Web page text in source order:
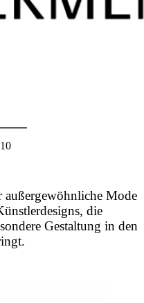
Mode
die
Gestaltung in den